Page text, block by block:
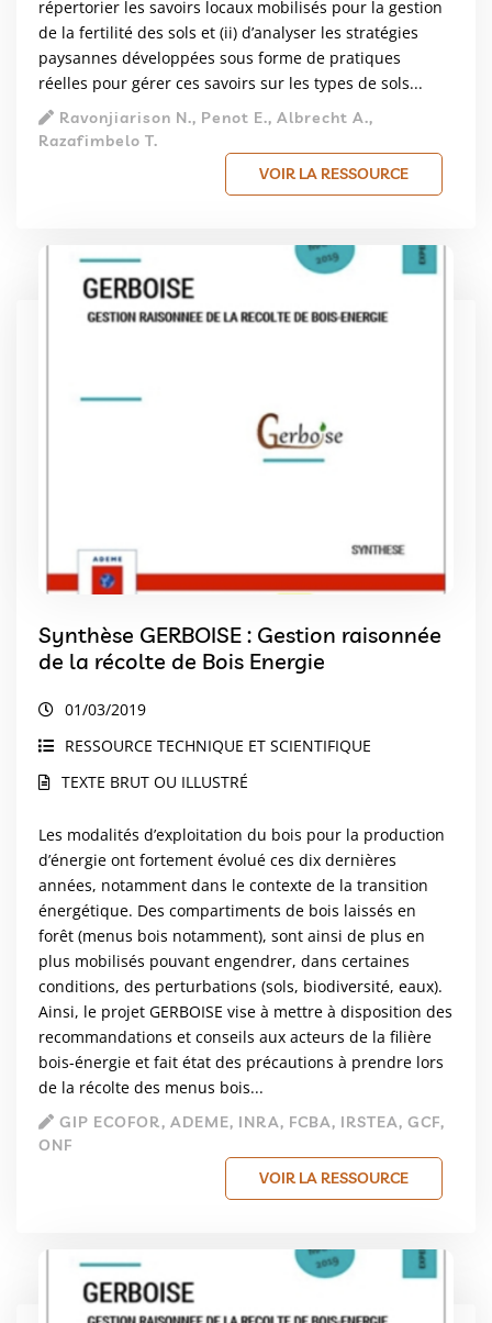
répertorier les savoirs locaux mobilisés pour la gestion
de la fertilité des sols et (ii) d’analyser les stratégies
paysannes développées sous forme de pratiques
réelles pour gérer ces savoirs sur les types de sols...
Ravonjiarison N., Penot E., Albrecht A.,
Razafimbelo T.
VOIR LA RESSOURCE
Synthèse GERBOISE : Gestion raisonnée
de la récolte de Bois Energie
01/03/2019
RESSOURCE TECHNIQUE ET SCIENTIFIQUE
TEXTE BRUT OU ILLUSTRÉ
Les modalités d’exploitation du bois pour la production
d’énergie ont fortement évolué ces dix dernières
années, notamment dans le contexte de la transition
énergétique. Des compartiments de bois laissés en
forêt (menus bois notamment), sont ainsi de plus en
plus mobilisés pouvant engendrer, dans certaines
conditions, des perturbations (sols, biodiversité, eaux).
Ainsi, le projet GERBOISE vise à mettre à disposition des
recommandations et conseils aux acteurs de la filière
bois-énergie et fait état des précautions à prendre lors
de la récolte des menus bois...
GIP ECOFOR, ADEME, INRA, FCBA, IRSTEA, GCF,
ONF
VOIR LA RESSOURCE